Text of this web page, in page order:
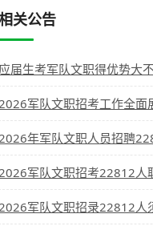
关公告
届生考军队文职得优势大
军队文职招考工作全面
年军队文职人员招聘
军队文职招考22812人
军队文职招录22812人